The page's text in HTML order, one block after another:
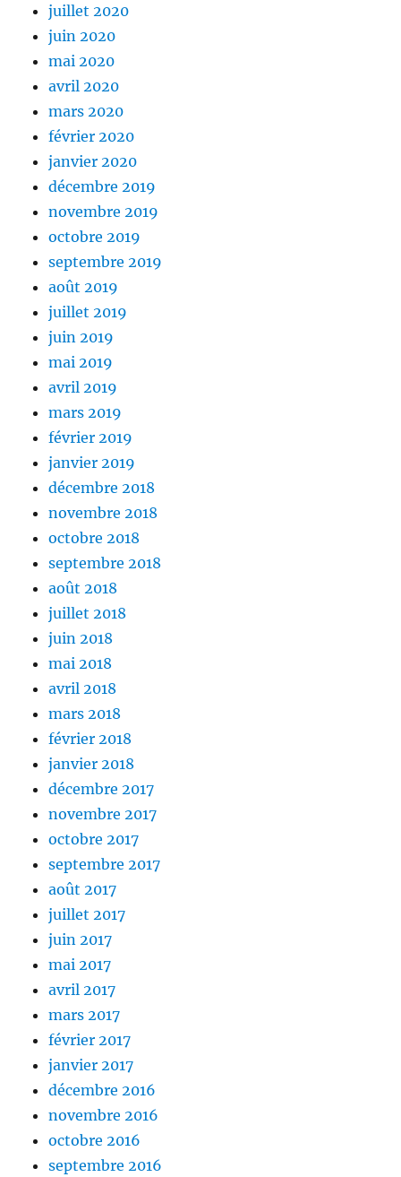
juillet 2020
juin 2020
mai 2020
avril 2020
mars 2020
février 2020
janvier 2020
décembre 2019
novembre 2019
octobre 2019
septembre 2019
août 2019
juillet 2019
juin 2019
mai 2019
avril 2019
mars 2019
février 2019
janvier 2019
décembre 2018
novembre 2018
octobre 2018
septembre 2018
août 2018
juillet 2018
juin 2018
mai 2018
avril 2018
mars 2018
février 2018
janvier 2018
décembre 2017
novembre 2017
octobre 2017
septembre 2017
août 2017
juillet 2017
juin 2017
mai 2017
avril 2017
mars 2017
février 2017
janvier 2017
décembre 2016
novembre 2016
octobre 2016
septembre 2016